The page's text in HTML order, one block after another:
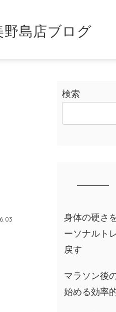
島店ブログ
検索
身体の硬さ
ーソナルト
戻す
マラソン後
始める効率